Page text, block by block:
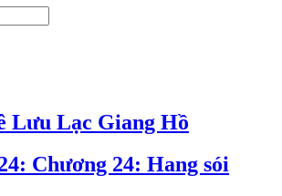
Lưu Lạc Giang Hồ
Chương 24: Hang sói